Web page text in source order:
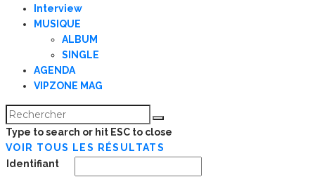
Interview
MUSIQUE
ALBUM
SINGLE
AGENDA
VIPZONE MAG
Type to search or hit ESC to close
VOIR TOUS LES RÉSULTATS
Identifiant